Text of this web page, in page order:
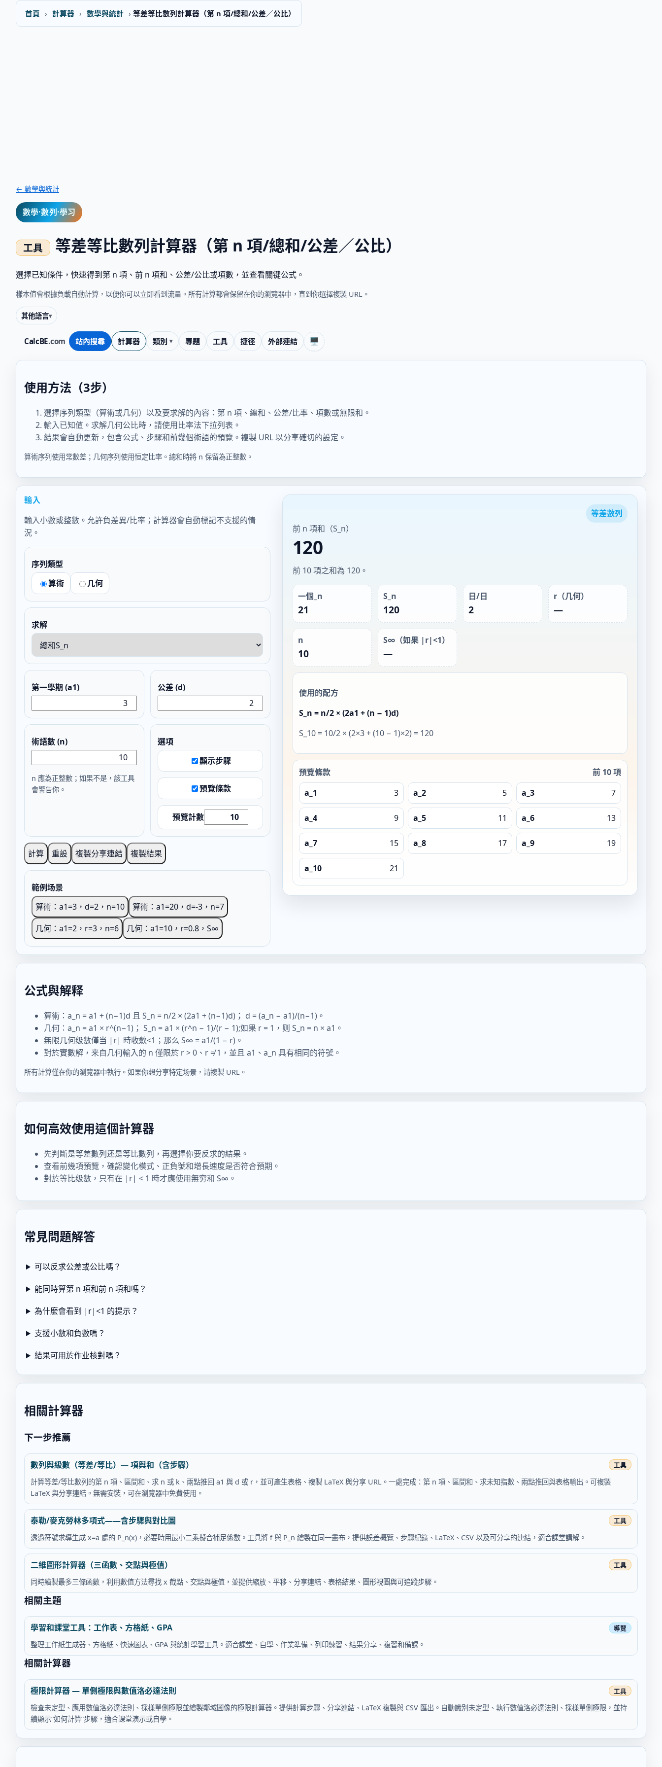
首頁 › 計算器 › 數學與統計 › 等差等比數列計算器（第 n 項/總和/公差／公比）
CalcBE.com 站內搜尋 計算器 類別 專題 工具 捷徑 外部連結 🖥️
← 數學與統計
數學·數列·學习
等差等比數列計算器（第 n 項/總和/公差／公比）
選擇已知條件，快速得到第 n 項、前 n 項和、公差/公比或項數，並查看關键公式。
樣本值會根據負載自動計算，以便你可以立即看到流量。所有計算都會保留在你的瀏覽器中，直到你選擇複製 URL。
其他語言
使用方法（3步）
選擇序列類型（算術或几何）以及要求解的內容：第 n 項、總和、公差/比率、項數或無限和。
輸入已知值。求解几何公比時，請使用比率法下拉列表。
結果會自動更新，包含公式、步驟和前幾個術語的預覽。複製 URL 以分享確切的設定。
算術序列使用常數差；几何序列使用恒定比率。總和時將 n 保留為正整數。
輸入
輸入小數或整數。允許負差異/比率；計算器會自動標記不支援的情
況。
序列類型
算術
几何
求解
第一學期 (a1) 公差 (d)
術語數 (n)
n 應為正整數；如果不是，該工具
會警告你。
選項
顯示步驟
預覽條款
預覽計數
計算 重設 複製分享連結 複製結果
範例场景
算術：a1=3，d=2，n=10
算術：a1=20，d=-3，n=7
几何：a1=2，r=3，n=6
几何：a1=10，r=0.8，S∞
等差數列
前 n 項和（S_n）
120
前 10 項之和為 120。
一個_n
21
S_n
120
日/日
2
r（几何）
—
n
10
S∞（如果 |r|<1）
—
使用的配方
S_n = n/2 × (2a1 + (n − 1)d)
S_10 = 10/2 × (2×3 + (10 − 1)×2) = 120
預覽條款
前 10 項
a_1
3 a_2 5 a_3 7
a_4 9 a_5 11 a_6 13
a_7 15 a_8 17 a_9 19
a_10 21
數列類型: 等差數列 / 總和 S_n 輸入值: a1=3, d=2, r=1.5, n=10 主要結果: 前 n 項和（S_n） = 120 a_n = 21
公式與解释
算術：a_n = a1 + (n−1)d 且 S_n = n/2 × (2a1 + (n−1)d)； d = (a_n − a1)/(n−1)。
几何：a_n = a1 × r^(n−1)； S_n = a1 × (r^n − 1)/(r − 1);如果 r = 1，则 S_n = n × a1。
無限几何级數僅当 |r| 時收斂<1；那么 S∞ = a1/(1 − r)。
對於實數解，来自几何輸入的 n 僅限於 r > 0、r ≠ 1，並且 a1、a_n 具有相同的符號。
所有計算僅在你的瀏覽器中執行。如果你想分享特定场景，請複製 URL。
如何高效使用這個計算器
先判斷是等差數列还是等比數列，再選擇你要反求的結果。
查看前幾項預覽，確認變化模式、正負號和增長速度是否符合預期。
對於等比级數，只有在 |r| < 1 時才應使用無穷和 S∞。
常見問題解答
可以反求公差或公比嗎？
能同時算第 n 項和前 n 項和嗎？
為什麼會看到 |r|<1 的提示？
支援小數和負數嗎？
結果可用於作业核對嗎？
相關計算器
下一步推薦
數列與級數（等差/等比）— 項與和（含步驟）
計算等差/等比數列的第 n 項、區間和、求 n 或 k、兩點推回 a1 與 d 或 r，並可產生表格、複製 LaTeX 與分享 URL。一處完成：第 n 項、區間和、求未知指數、兩點推回與表格輸出。可複製
LaTeX 與分享連結。無需安裝，可在瀏覽器中免費使用。
泰勒/麥克勞林多項式——含步驟與對比圖
透過符號求導生成 x=a 處的 P_n(x)，必要時用最小二乘擬合補足係數。工具將 f 與 P_n 繪製在同一畫布，提供誤差概覽、步驟紀錄、LaTeX、CSV 以及可分享的連結，適合課堂講解。
二維圖形計算器（三函數、交點與極值）
同時繪製最多三條函數，利用數值方法尋找 x 截點、交點與極值，並提供縮放、平移、分享連結、表格結果、圖形視圖與可追蹤步驟。
相關主題
學習和課堂工具：工作表、方格紙、GPA
整理工作紙生成器、方格紙、快速圖表、GPA 與統計學習工具。適合課堂、自學、作業準備、列印練習、結果分享、複習和備課。
相關計算器
極限計算器 — 單側極限與數值洛必達法則
檢查未定型、應用數值洛必達法則、採樣單側極限並繪製鄰域圖像的極限計算器。提供計算步驟、分享連結、LaTeX 複製與 CSV 匯出。自動識別未定型、執行數值洛必達法則、採樣單側極限，並持
續顯示“如何計算”步驟，適合課堂演示或自學。